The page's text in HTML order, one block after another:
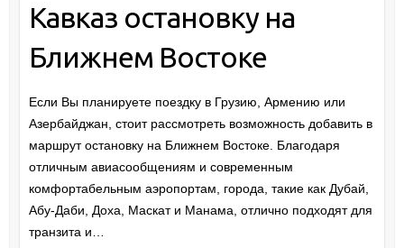
Кавказ остановку на
Ближнем Востоке
Если Вы планируете поездку в Грузию, Армению или
Азербайджан, стоит рассмотреть возможность добавить в
маршрут остановку на Ближнем Востоке. Благодаря
отличным авиасообщениям и современным
комфортабельным аэропортам, города, такие как Дубай,
Абу-Даби, Доха, Маскат и Манама, отлично подходят для
транзита и…